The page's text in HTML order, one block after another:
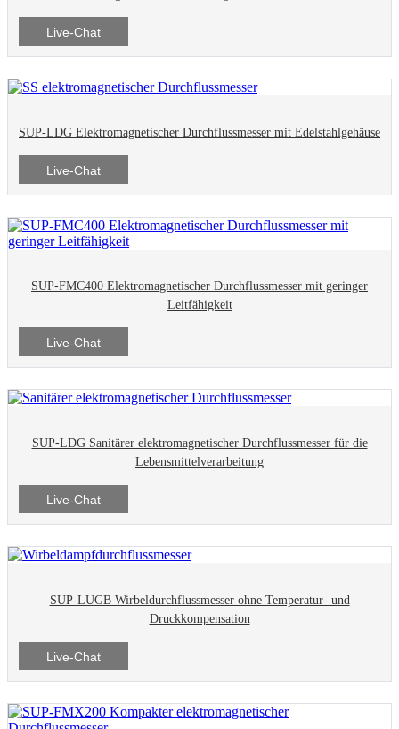
Live-Chat
SUP-LDG Elektromagnetischer Durchflussmesser mit Edelstahlgehäuse
Live-Chat
SUP-FMC400 Elektromagnetischer Durchflussmesser mit geringer
Leitfähigkeit
Live-Chat
SUP-LDG Sanitärer elektromagnetischer Durchflussmesser für die
Lebensmittelverarbeitung
Live-Chat
SUP-LUGB Wirbeldurchflussmesser ohne Temperatur- und
Druckkompensation
Live-Chat